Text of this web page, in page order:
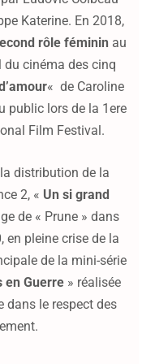
Katerine. En 2018,
rôle féminin au
du cinéma des cinq
« de Caroline
public lors de la 1ere
Film Festival.
distribution de la
2, « Un si grand
de « Prune » dans
en pleine crise de la
de la mini-série
en Guerre » réalisée
dans le respect des